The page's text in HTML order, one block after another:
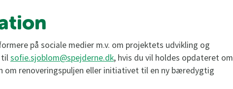
på sociale medier m.v. om projektets udvikling og
tilsofie.sjoblom@spejderne.dk, hvis du vil holdes opdateret om
renoveringspuljen eller initiativet til en ny bæredygtig